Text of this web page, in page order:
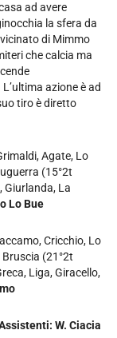
ad avere
la sfera da
di Mimmo
che calcia ma
azione è ad
tiro è diretto
Agate, Lo
(15°2t
Giurlanda, La
Lo Bue
Cricchio, Lo
(21°2t
Liga, Giracello,
W. Ciacia